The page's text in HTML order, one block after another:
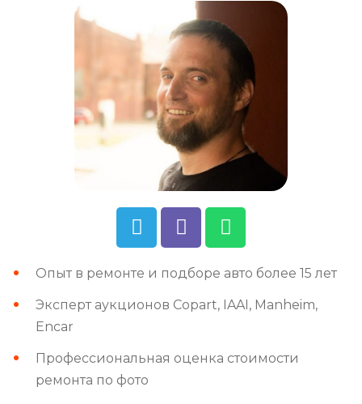
Опыт в ремонте и подборе авто более 15 лет
Эксперт аукционов Copart, IAAI, Manheim,
Encar
Профессиональная оценка стоимости
ремонта по фото